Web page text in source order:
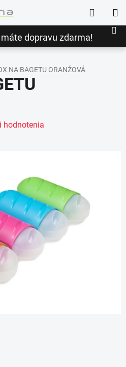
dopravu zdarma!
Hľadať
NA BAGETU ORANŽOVÁ
hodnotenia